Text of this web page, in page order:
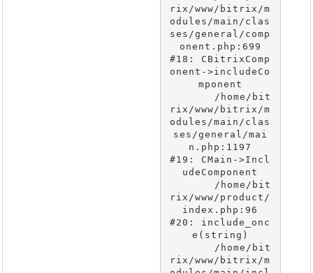
rix/www/bitrix/m
odules/main/clas
ses/general/comp
onent.php:699
#18: CBitrixComp
onent->includeCo
mponent
rix/www/bitrix/m
odules/main/clas
ses/general/mai
n.php:1197
#19: CMain->Incl
udeComponent
rix/www/product/
index.php:96
#20: include_onc
e(string)
rix/www/bitrix/m